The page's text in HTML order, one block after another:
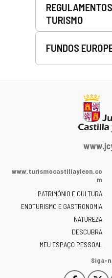
TURISMO
FUNDOS
Portal
Junta
Castilla
y
León
-
www.turismocastillayleon.co
m
PATRIMÓNIO E CULTURA
ENOTURISMO E GASTRONOMIA
NATUREZA
DESCUBRA
MEU ESPAÇO PESSOAL
Siga-